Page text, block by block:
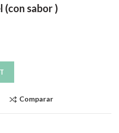
(con sabor )
Comparar